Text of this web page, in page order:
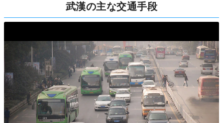
武漢の主な交通手段